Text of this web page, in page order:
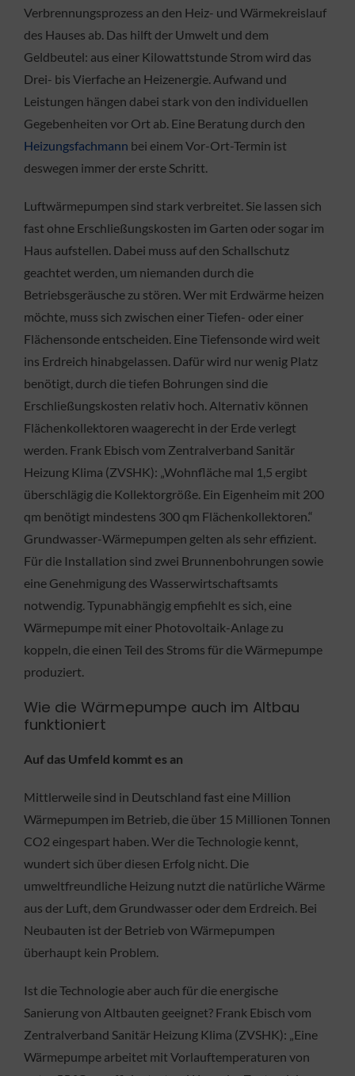
Verbrennungsprozess an den Heiz- und Wärmekreislauf
des Hauses ab. Das hilft der Umwelt und dem
Geldbeutel: aus einer Kilowattstunde Strom wird das
Drei- bis Vierfache an Heizenergie. Aufwand und
Leistungen hängen dabei stark von den individuellen
Gegebenheiten vor Ort ab. Eine Beratung durch den
Heizungsfachmann bei einem Vor-Ort-Termin ist
deswegen immer der erste Schritt.
Luftwärmepumpen sind stark verbreitet. Sie lassen sich
fast ohne Erschließungskosten im Garten oder sogar im
Haus aufstellen. Dabei muss auf den Schallschutz
geachtet werden, um niemanden durch die
Betriebsgeräusche zu stören. Wer mit Erdwärme heizen
möchte, muss sich zwischen einer Tiefen- oder einer
Flächensonde entscheiden. Eine Tiefensonde wird weit
ins Erdreich hinabgelassen. Dafür wird nur wenig Platz
benötigt, durch die tiefen Bohrungen sind die
Erschließungskosten relativ hoch. Alternativ können
Flächenkollektoren waagerecht in der Erde verlegt
werden. Frank Ebisch vom Zentralverband Sanitär
Heizung Klima (ZVSHK): „Wohnfläche mal 1,5 ergibt
überschlägig die Kollektorgröße. Ein Eigenheim mit 200
qm benötigt mindestens 300 qm Flächenkollektoren.“
Grundwasser-Wärmepumpen gelten als sehr effizient.
Für die Installation sind zwei Brunnenbohrungen sowie
eine Genehmigung des Wasserwirtschaftsamts
notwendig. Typunabhängig empfiehlt es sich, eine
Wärmepumpe mit einer Photovoltaik-Anlage zu
koppeln, die einen Teil des Stroms für die Wärmepumpe
produziert.
Wie die Wärmepumpe auch im Altbau
funktioniert
Auf das Umfeld kommt es an
Mittlerweile sind in Deutschland fast eine Million
Wärmepumpen im Betrieb, die über 15 Millionen Tonnen
CO2 eingespart haben. Wer die Technologie kennt,
wundert sich über diesen Erfolg nicht. Die
umweltfreundliche Heizung nutzt die natürliche Wärme
aus der Luft, dem Grundwasser oder dem Erdreich. Bei
Neubauten ist der Betrieb von Wärmepumpen
überhaupt kein Problem.
Ist die Technologie aber auch für die energische
Sanierung von Altbauten geeignet? Frank Ebisch vom
Zentralverband Sanitär Heizung Klima (ZVSHK): „Eine
Wärmepumpe arbeitet mit Vorlauftemperaturen von